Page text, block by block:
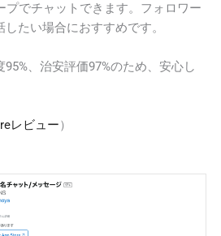
プでチャットできます。フォロワー
たい場合におすすめです。
、治安評価97%のため、安心し
レビュー）